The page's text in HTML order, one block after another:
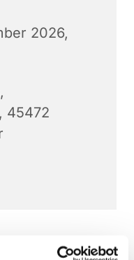
2026,
45472
14 – 18 Uhr